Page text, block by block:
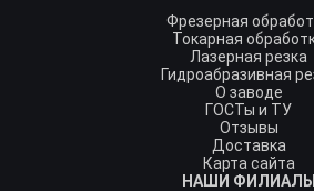
Фрезерная
Токарная
Лазерная резка
Гидроабразивная
О заводе
ГОСТы и ТУ
Отзывы
Доставка
Карта сайта
НАШИ ФИЛИАЛЫ